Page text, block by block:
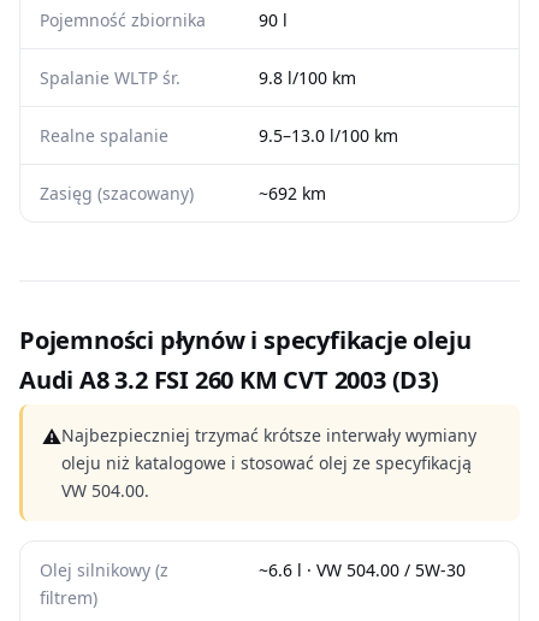
Pojemność zbiornika 90 l
Spalanie WLTP śr. 9.8 l/100 km
Realne spalanie 9.5–13.0 l/100 km
Zasięg (szacowany) ~692 km
Pojemności płynów i specyfikacje oleju
Audi A8 3.2 FSI 260 KM CVT 2003 (D3)
⚠Najbezpieczniej trzymać krótsze interwały wymiany
oleju niż katalogowe i stosować olej ze specyfikacją
VW 504.00.
Olej silnikowy (z
filtrem)
~6.6 l · VW 504.00 / 5W-30